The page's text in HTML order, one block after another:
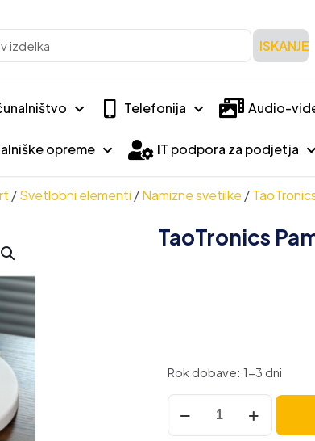
ISKANJE
Telefonija Audio-
opreme IT podpora za podjetja
/ Svetlobni elementi / Namizne svetilke /
TaoTronics
Rok dobave: 1-3 dni
TaoTronics
Pametna